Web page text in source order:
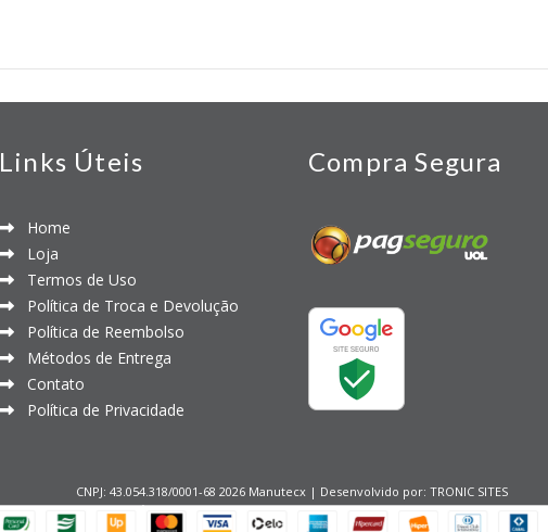
Links Úteis
Home
Loja
Termos de Uso
Política de Troca e Devolução
Política de Reembolso
Métodos de Entrega
Contato
Política de Privacidade
Compra Segura
CNPJ: 43.054.318/0001-68 2026 Manutecx | Desenvolvido por: TRONIC SITES